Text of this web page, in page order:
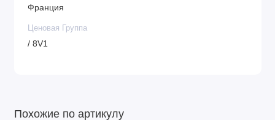
Франция
Ценовая Группа
/ 8V1
Похожие по артикулу